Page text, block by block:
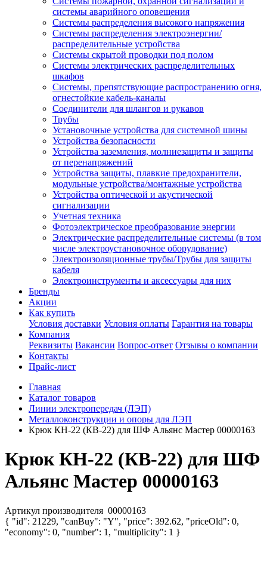
системы аварийного оповещения
Системы распределения высокого напряжения
Системы распределения электроэнергии/
распределительные устройства
Системы скрытой проводки под полом
Системы электрических распределительных
шкафов
Системы, препятствующие распространению огня,
огнестойкие кабель-каналы
Соединители для шлангов и рукавов
Трубы
Установочные устройства для системной шины
Устройства безопасности
Устройства заземления, молниезащиты и защиты
от перенапряжений
Устройства защиты, плавкие предохранители,
модульные устройства/монтажные устройства
Устройства оптической и акустической
сигнализации
Учетная техника
Фотоэлектрическое преобразование энергии
Электрические распределительные системы (в том
числе электроустановочное оборудование)
Электроизоляционные трубы/Трубы для защиты
кабеля
Электроинструменты и аксессуары для них
Бренды
Акции
Как купить
Условия доставки Условия оплаты Гарантия на товары
Компания
Реквизиты Вакансии Вопрос-ответ Отзывы о компании
Контакты
Прайс-лист
Главная
Каталог товаров
Линии электропередач (ЛЭП)
Металлоконструкции и опоры для ЛЭП
Крюк КН-22 (КВ-22) для ШФ Альянс Мастер 00000163
Крюк КН-22 (КВ-22) для ШФ
Альянс Мастер 00000163
Артикул производителя 00000163
{ "id": 21229, "canBuy": "Y", "price": 392.62, "priceOld": 0,
"economy": 0, "number": 1, "multiplicity": 1 }